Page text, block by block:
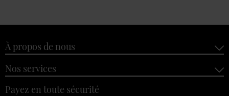
À propos de nous
Nos services
Payez en toute sécurité